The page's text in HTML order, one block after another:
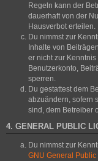
Regeln kann der
dauerhaft von der
Hausverbot erteilen.
Du nimmst zur
Inhalte von
er nicht zur
Benutzerkonto,
sperren.
Du gestattest dem
abzuändern, sofern
sind, dem Betreiber
4. GENERAL PUBLIC
Du nimmst zur
GNU General Public